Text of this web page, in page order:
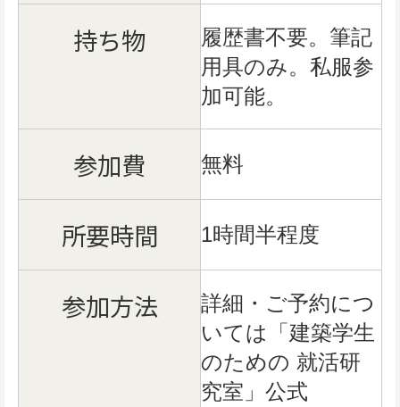
持ち物
履歴書不要。筆記
用具のみ。私服参
加可能。
参加費 無料
所要時間 1時間半程度
参加方法
詳細・ご予約につ
いては「建築学生
のための 就活研
究室」公式